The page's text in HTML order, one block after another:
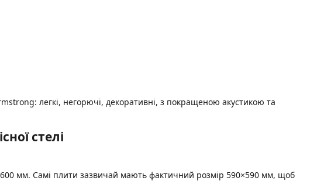
легкі, негорючі, декоративні, з покращеною акустикою та
стелі
мм. Самі плити зазвичай мають фактичний розмір 590×590 мм, щоб